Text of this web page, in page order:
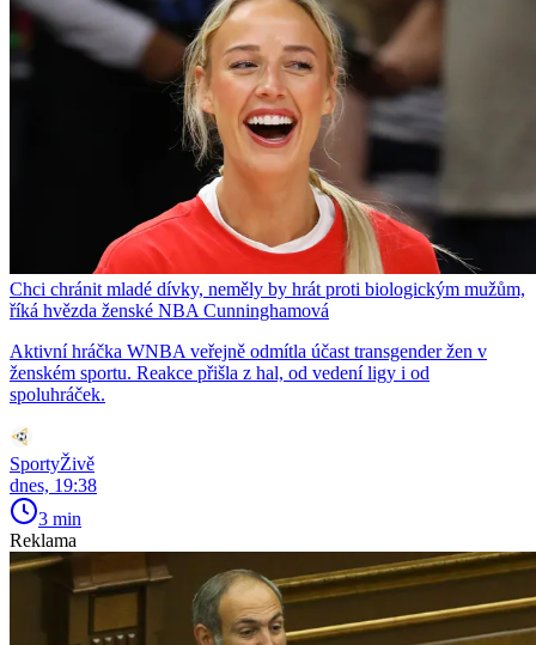
Chci chránit mladé dívky, neměly by hrát proti biologickým mužům,
říká hvězda ženské NBA Cunninghamová
Aktivní hráčka WNBA veřejně odmítla účast transgender žen v
ženském sportu. Reakce přišla z hal, od vedení ligy i od
spoluhráček.
SportyŽivě
dnes, 19:38
3 min
Reklama